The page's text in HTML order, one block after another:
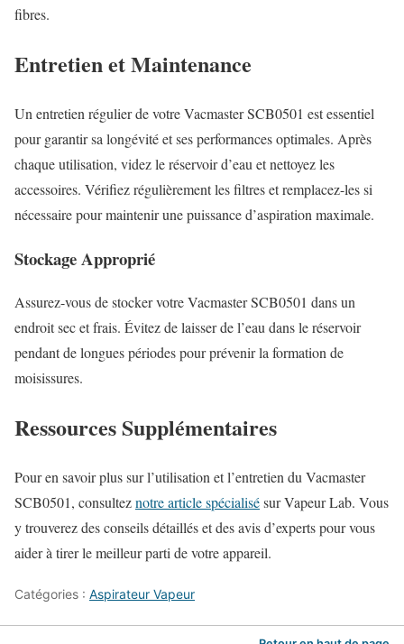
fibres.
Entretien et Maintenance
Un entretien régulier de votre Vacmaster SCB0501 est essentiel
pour garantir sa longévité et ses performances optimales. Après
chaque utilisation, videz le réservoir d’eau et nettoyez les
accessoires. Vérifiez régulièrement les filtres et remplacez-les si
nécessaire pour maintenir une puissance d’aspiration maximale.
Stockage Approprié
Assurez-vous de stocker votre Vacmaster SCB0501 dans un
endroit sec et frais. Évitez de laisser de l’eau dans le réservoir
pendant de longues périodes pour prévenir la formation de
moisissures.
Ressources Supplémentaires
Pour en savoir plus sur l’utilisation et l’entretien du Vacmaster
SCB0501, consulteznotre article spécialisésur Vapeur Lab. Vous
y trouverez des conseils détaillés et des avis d’experts pour vous
aider à tirer le meilleur parti de votre appareil.
Catégories : Aspirateur Vapeur